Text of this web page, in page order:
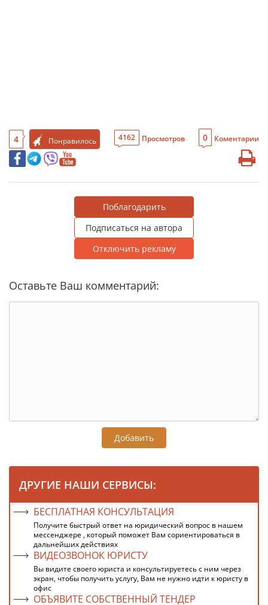
4 Понравилось 4162 Просмотров 0 Коментарии
Поблагодарить
Подписаться на автора
Отключить рекламу
Оставьте Ваш комментарий:
Добавить
ДРУГИЕ НАШИ СЕРВИСЫ:
БЕСПЛАТНАЯ КОНСУЛЬТАЦИЯ
Получите быстрый ответ на юридический вопрос в нашем
мессенджере , который поможет Вам сориентироваться в
дальнейших действиях
ВИДЕОЗВОНОК ЮРИСТУ
Вы видите своего юриста и консультируетесь с ним через
экран, чтобы получить услугу, Вам не нужно идти к юристу в
офис
ОБЪЯВИТЕ СОБСТВЕННЫЙ ТЕНДЕР